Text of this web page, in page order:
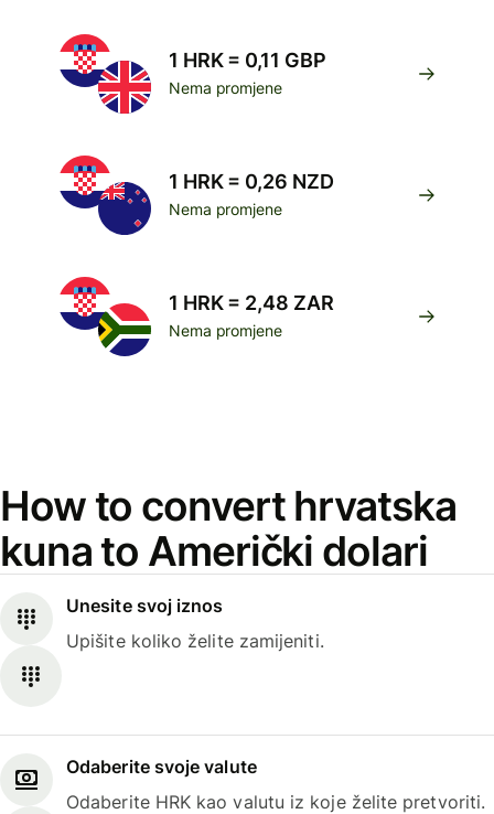
1 HRK = 0,11 GBP
Nema promjene
1 HRK = 0,26 NZD
Nema promjene
1 HRK = 2,48 ZAR
Nema promjene
How to convert hrvatska
kuna to Američki dolari
Unesite svoj iznos
Upišite koliko želite zamijeniti.
Odaberite svoje valute
Odaberite HRK kao valutu iz koje želite pretvoriti.